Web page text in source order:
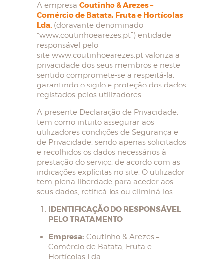
A empresa Coutinho & Arezes –
Comércio de Batata, Fruta e Hortícolas
Lda. (doravante denominado
“www.coutinhoearezes.pt”) entidade
responsável pelo
site www.coutinhoearezes.pt valoriza a
privacidade dos seus membros e neste
sentido compromete-se a respeitá-la,
garantindo o sigilo e proteção dos dados
registados pelos utilizadores.
A presente Declaração de Privacidade,
tem como intuito assegurar aos
utilizadores condições de Segurança e
de Privacidade, sendo apenas solicitados
e recolhidos os dados necessários à
prestação do serviço, de acordo com as
indicações explícitas no site. O utilizador
tem plena liberdade para aceder aos
seus dados, retificá-los ou eliminá-los.
IDENTIFICAÇÃO DO RESPONSÁVEL
PELO TRATAMENTO
Empresa: Coutinho & Arezes –
Comércio de Batata, Fruta e
Hortícolas Lda